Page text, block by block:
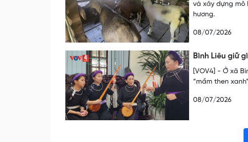
và xây dựng mô
hương.
08/07/2026
Bình Liêu giữ
[VOV4] - Ở xã
“mầm then
08/07/2026